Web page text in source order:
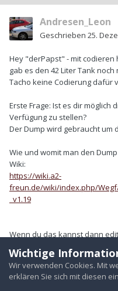
Andresen_Leon
Geschrieben 25.
Hey "derPapst" - mit codieren
gab es den 42 Liter Tank
Tacho keine Codierung dafür
Erste Frage: Ist es dir möglich
Verfügung zu stellen?
Der Dump wird gebraucht um
Wie und womit man den
Wiki:
https://wiki.a2-
freun.de/wiki/index.php/
_v1.19
Wenn du das kannst dann
Wird aber bis Sonntag oder
Besuch.
Wichtige
Wir verwenden Cookies. Mit
erklären Sie sich mit diesen